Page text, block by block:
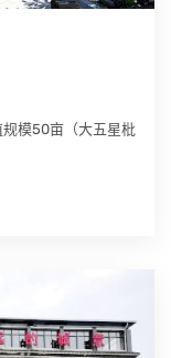
模50亩（大五星枇